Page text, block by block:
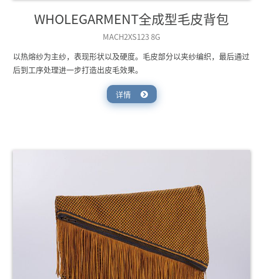
WHOLEGARMENT全成型毛皮背包
MACH2XS123 8G
以热熔纱为主纱，表现形状以及硬度。毛皮部分以夹纱编织，最后通过
后到工序处理进一步打造出皮毛效果。
详情